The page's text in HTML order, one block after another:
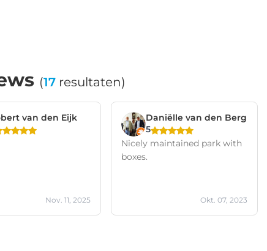
(17 resultaten)
van den Eijk
Nov. 11, 2025
Daniëlle van den Berg
5
Nicely maintained park with
boxes.
Okt. 07, 2023